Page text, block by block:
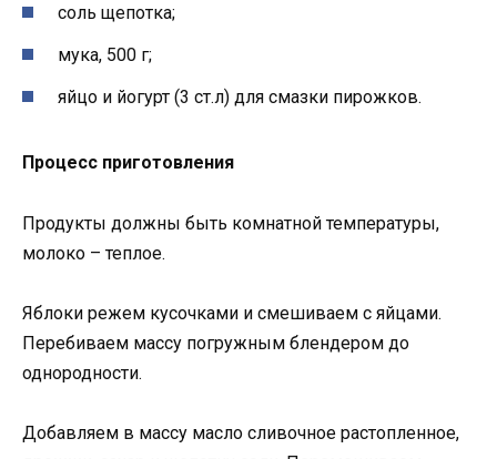
соль щепотка;
мука, 500 г;
яйцо и йогурт (3 ст.л) для смазки пирожков.
Процесс приготовления
Продукты должны быть комнатной температуры,
молоко – теплое.
Яблоки режем кусочками и смешиваем с яйцами.
Перебиваем массу погружным блендером до
однородности.
Добавляем в массу масло сливочное растопленное,